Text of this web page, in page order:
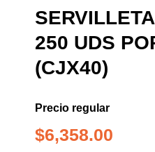
250 UDS
(CJX40)
Precio regular
$6,358.00